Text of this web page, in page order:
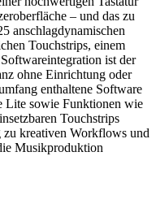
– und das zu
anschlagdynamischen
Touchstrips, einem
ist der
ohne Einrichtung oder
enthaltene Software
sowie Funktionen wie
Touchstrips
kreativen Workflows und
Musikproduktion